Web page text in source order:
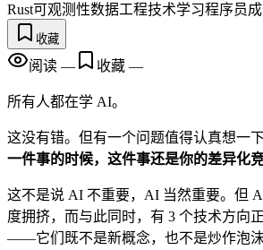
Rust可观测性数据工程技术学习程序员
收藏
阅读 — 收藏 —
所有人都在学 AI。
这没有错。但有一个问题值得认真想一下
一件事的时候，这件事还是你的差异化竞
这不是说 AI 不重要，AI 当然重要。但
度拥挤，而与此同时，有 3 个技术方向
——它们既不是新概念，也不是炒作泡